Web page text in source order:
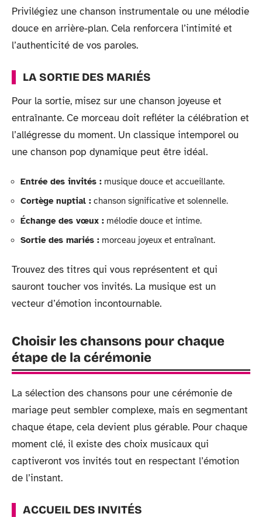
Privilégiez une chanson instrumentale ou une mélodie
douce en arrière-plan. Cela renforcera l’intimité et
l’authenticité de vos paroles.
LA SORTIE DES MARIÉS
Pour la sortie, misez sur une chanson joyeuse et
entraînante. Ce morceau doit refléter la célébration et
l’allégresse du moment. Un classique intemporel ou
une chanson pop dynamique peut être idéal.
Entrée des invités : musique douce et accueillante.
Cortège nuptial : chanson significative et solennelle.
Échange des vœux : mélodie douce et intime.
Sortie des mariés : morceau joyeux et entraînant.
Trouvez des titres qui vous représentent et qui
sauront toucher vos invités. La musique est un
vecteur d’émotion incontournable.
Choisir les chansons pour chaque
étape de la cérémonie
La sélection des chansons pour une cérémonie de
mariage peut sembler complexe, mais en segmentant
chaque étape, cela devient plus gérable. Pour chaque
moment clé, il existe des choix musicaux qui
captiveront vos invités tout en respectant l’émotion
de l’instant.
ACCUEIL DES INVITÉS